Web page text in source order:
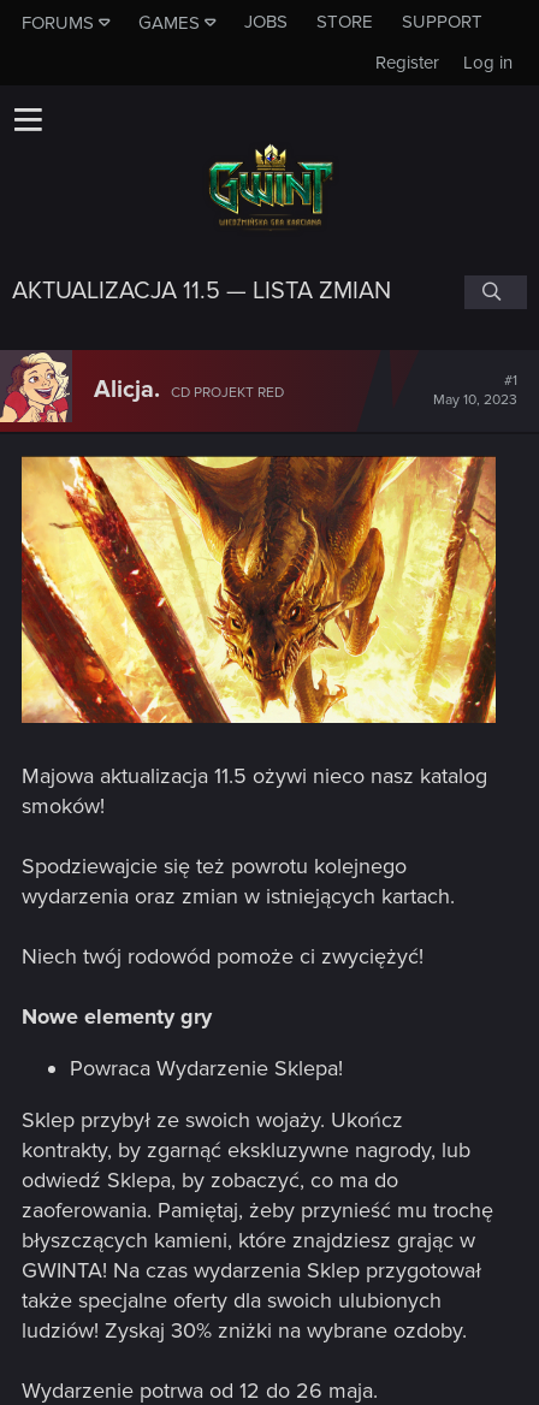
FORUMS GAMES JOBS STORE
SUPPORT
Log in
Register
AKTUALIZACJA 11.5 — LISTA ZMIAN
Alicja. CD PROJEKT RED
#1
May 10, 2023
Majowa aktualizacja 11.5 ożywi nieco nasz katalog
smoków!
Spodziewajcie się też powrotu kolejnego
wydarzenia oraz zmian w istniejących kartach.
Niech twój rodowód pomoże ci zwyciężyć!
Nowe elementy gry
Powraca Wydarzenie Sklepa!
Sklep przybył ze swoich wojaży. Ukończ
kontrakty, by zgarnąć ekskluzywne nagrody, lub
odwiedź Sklepa, by zobaczyć, co ma do
zaoferowania. Pamiętaj, żeby przynieść mu trochę
błyszczących kamieni, które znajdziesz grając w
GWINTA! Na czas wydarzenia Sklep przygotował
także specjalne oferty dla swoich ulubionych
ludziów! Zyskaj 30% zniżki na wybrane ozdoby.
Wydarzenie potrwa od 12 do 26 maja.